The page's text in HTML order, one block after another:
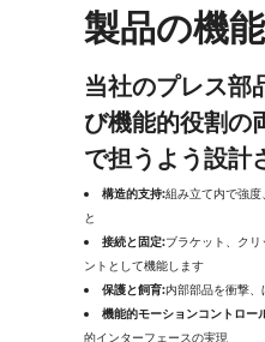
製品の機
当社のプレス部
び機能的役割の
で担うよう設計
構造的支持:組み立て内で強
と
接続と固定:ブラケット、ク
ントとして機能します
保護と飼育:内部部品を衝撃
機能的モーションコントロー
的インターフェースの実現